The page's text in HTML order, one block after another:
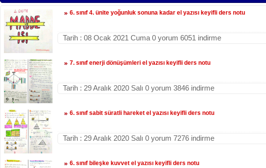
6. sınıf 4. ünite yoğunluk sonuna kadar el yazısı keyifli ders notu
Tarih : 08 Ocak 2021 Cuma 0 yorum 6051 indirme
7. sınıf enerji dönüşümleri el yazısı keyifli ders notu
Tarih : 29 Aralık 2020 Salı 0 yorum 3846 indirme
6. sınıf sabit süratli hareket el yazısı keyifli ders notu
Tarih : 29 Aralık 2020 Salı 0 yorum 7276 indirme
6. sınıf bileşke kuvvet el yazısı keyifli ders notu